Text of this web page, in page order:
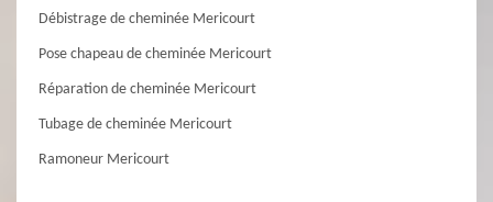
Débistrage de cheminée Mericourt
Pose chapeau de cheminée Mericourt
Réparation de cheminée Mericourt
Tubage de cheminée Mericourt
Ramoneur Mericourt